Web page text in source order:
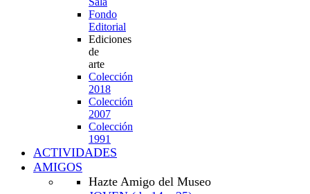
Fondo
Editorial
Ediciones
de
arte
Colección
2018
Colección
2007
Colección
1991
ACTIVIDADES
AMIGOS
Hazte Amigo del Museo